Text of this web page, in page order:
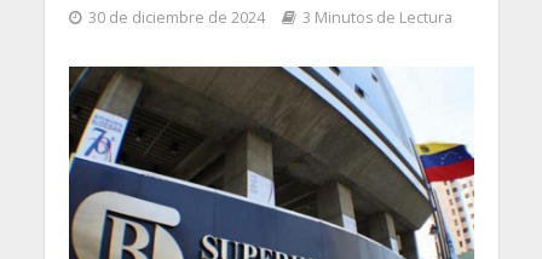
30 de diciembre de 2024 3 Minutos de Lectura